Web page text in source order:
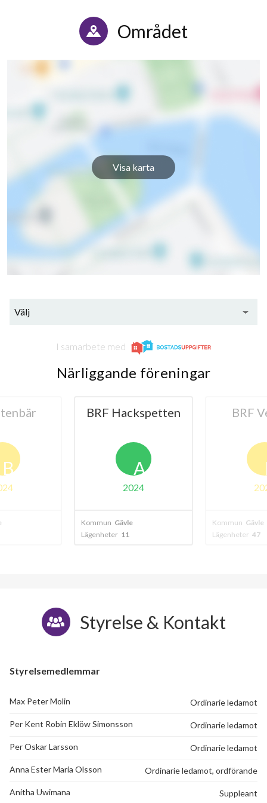
Området
Visa karta
Välj
I samarbete med
Närliggande föreningar
B
BRF Hackspetten
A
2024
Kommun Gävle
Lägenheter 11
BRF
Kommun Gävle
Lägenheter 47
Styrelse & Kontakt
Styrelsemedlemmar
Max Peter Molin Ordinarie ledamot
Per Kent Robin Eklöw Simonsson Ordinarie ledamot
Per Oskar Larsson Ordinarie ledamot
Anna Ester Maria Olsson Ordinarie ledamot, ordförande
Anitha Uwimana Suppleant